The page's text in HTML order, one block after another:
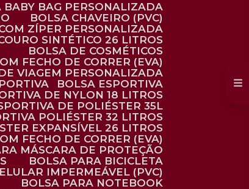
BABY BAG PERSONALIZADA
BOLSA CHAVEIRO (PVC)
COM ZÍPER PERSONALIZADA
COURO SINTÉTICO 26 LITROS
BOLSA DE COSMÉTICOS
FECHO DE CORRER (EVA)
DE VIAGEM PERSONALIZADA
BOLSA ESPORTIVA
DE NYLON 18 LITROS
DE POLIÉSTER 35L
POLIÉSTER 32 LITROS
EXPANSÍVEL 26 LITROS
FECHO DE CORRER (EVA)
MÁSCARA DE PROTEÇÃO
BOLSA PARA BICICLETA
IMPERMEÁVEL (PVC)
BOLSA PARA NOTEBOOK